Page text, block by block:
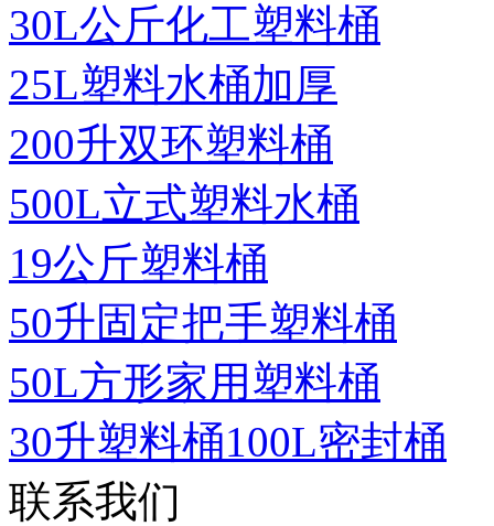
30L公斤化工塑料桶
25L塑料水桶加厚
200升双环塑料桶
500L立式塑料水桶
19公斤塑料桶
50升固定把手塑料桶
50L方形家用塑料桶
30升塑料桶100L密封桶
联系我们